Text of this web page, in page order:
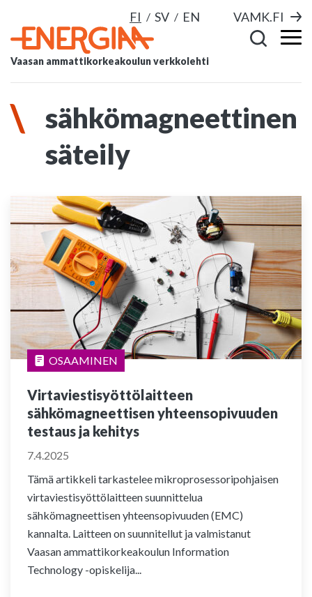
FI SV EN VAMK.FI
Vaasan ammattikorkeakoulun verkkolehti
sähkömagneettinen
säteily
OSAAMINEN
Virtaviestisyöttölaitteen
sähkömagneettisen yhteensopivuuden
testaus ja kehitys
7.4.2025
Tämä artikkeli tarkastelee mikroprosessoripohjaisen
virtaviestisyöttölaitteen suunnittelua
sähkömagneettisen yhteensopivuuden (EMC)
kannalta. Laitteen on suunnitellut ja valmistanut
Vaasan ammattikorkeakoulun Information
Technology -opiskelija...